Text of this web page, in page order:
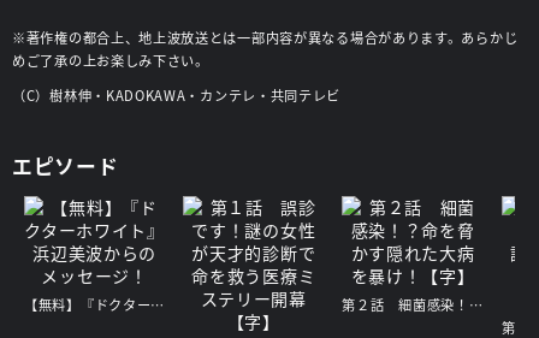
※著作権の都合上、地上波放送とは一部内容が異なる場合があります。あらかじ
めご了承の上お楽しみ下さい。
（C）樹林伸・KADOKAWA・カンテレ・共同テレビ
エピソード
【無料】『ドクターホワイト』浜辺美波からのメッセージ！ 第２話 細菌感染！？命を脅かす隠れた大病を暴け！【字】